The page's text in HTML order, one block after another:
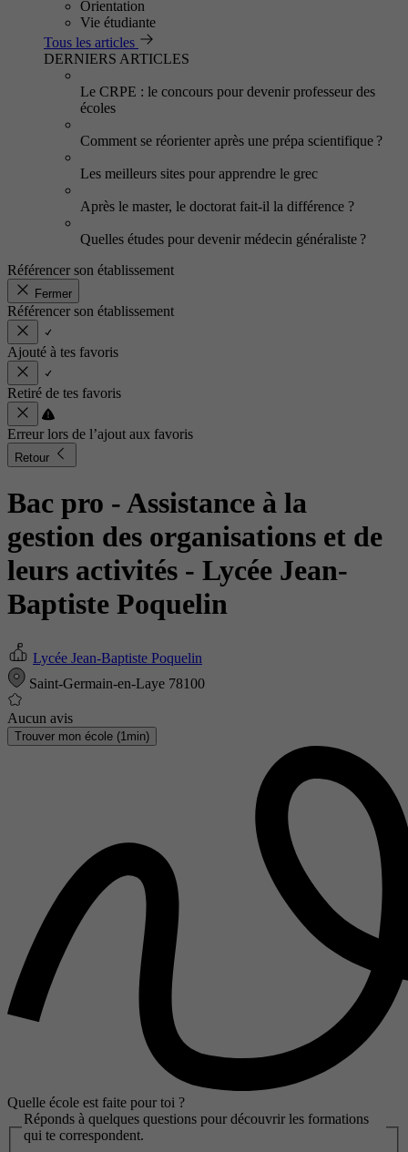
Orientation
Vie étudiante
Tous les articles
DERNIERS ARTICLES
Le CRPE : le concours pour devenir professeur des
écoles
Comment se réorienter après une prépa scientifique ?
Les meilleurs sites pour apprendre le grec
Après le master, le doctorat fait-il la différence ?
Quelles études pour devenir médecin généraliste ?
Référencer son établissement
Fermer
Référencer son établissement
Ajouté à tes favoris
Retiré de tes favoris
Erreur lors de l’ajout aux favoris
Retour
Bac pro - Assistance à la
gestion des organisations et de
leurs activités - Lycée Jean-
Baptiste Poquelin
Lycée Jean-Baptiste Poquelin
Saint-Germain-en-Laye 78100
Aucun avis
Trouver mon école (1min)
Quelle école est faite pour toi ?
Réponds à quelques questions pour découvrir les formations
qui te correspondent.